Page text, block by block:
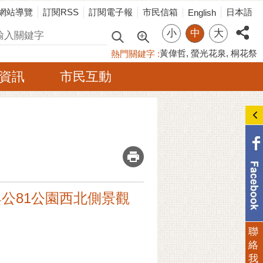
站導覽 訂閱RSS 訂閱電子報 市民信箱 English 日本語
小 中 大
熱門關鍵字 黃偉哲 螢光花泉 桐花祭
訊 市民互動
_
81公園西北側景觀
聯
絡
我